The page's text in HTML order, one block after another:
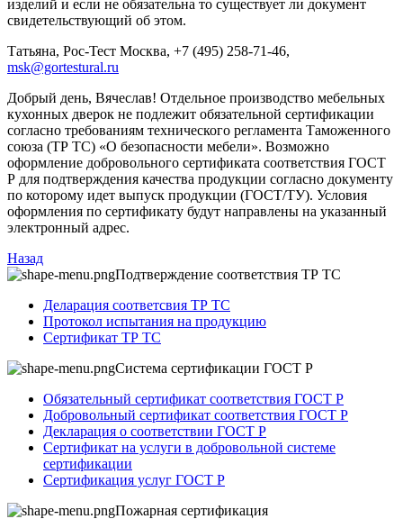
изделий и если не обязательна то существует ли документ
свидетельствующий об этом.
Татьяна, Рос-Тест Москва, +7 (495) 258-71-46,
msk@gortestural.ru
Добрый день, Вячеслав! Отдельное производство мебельных
кухонных дверок не подлежит обязательной сертификации
согласно требованиям технического регламента Таможенного
союза (ТР ТС) «О безопасности мебели». Возможно
оформление добровольного сертификата соответствия ГОСТ
Р для подтверждения качества продукции согласно документу
по которому идет выпуск продукции (ГОСТ/ТУ). Условия
оформления по сертификату будут направлены на указанный
электронный адрес.
Назад
Подтверждение соответствия ТР ТС
Деларация соответсвия ТР ТС
Протокол испытания на продукцию
Сертификат ТР ТС
Система сертификации ГОСТ Р
Обязательный сертификат соответствия ГОСТ Р
Добровольный сертификат соответствия ГОСТ Р
Декларация о соответствии ГОСТ Р
Сертификат на услуги в добровольной системе
сертификации
Сертификация услуг ГОСТ Р
Пожарная сертификация